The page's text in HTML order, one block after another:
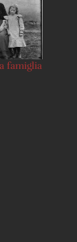
famiglia